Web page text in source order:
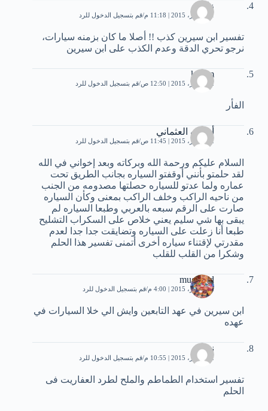
زائر
11 أكتوبر، 2015 | 11:18 م قم بتسجيل الدخول للرد
تفسير ابن سيرين كذب !! أصلا ما كان بزمنه سيارات،
نرجو تحري الدقة وعدم الكذب على ابن سيرين
karem
12 أكتوبر، 2015 | 12:50 ص قم بتسجيل الدخول للرد
الفأر
أسامه العثماني
12 أكتوبر، 2015 | 11:45 ص قم بتسجيل الدخول للرد
السلام عليكم ورحمة الله وبركاته وبعد إخواني في الله
لقد حلمتو بأنني أوقفتو السياره بجانب الطريق تحت
عماره ولما عدتو للسياره حصلتها مصدومه من الجنب
من ناحيه الراكب وخلف الراكب بمعنى وكأن السياره
صارت على الرقم سبعه بالعربي وطبعا السياره لم
يبقى بها شي سليم يعني خلاص على السكراب التشليح
طبعا أنا زعلت على السياره وتضايقت جدا جدا لعدم
مقدرتي ﻹقتناء سياره أخرى أتمنى تفسير هذا الحلم
وشكرا من القلب للقلب
mugahed
12 أكتوبر، 2015 | 4:00 م قم بتسجيل الدخول للرد
ابن سيرين في عهد التابعين وايش الي خلا السيارات في
عهده
نوره
12 أكتوبر، 2015 | 10:55 م قم بتسجيل الدخول للرد
تفسير استخدام الطماطم والملح لطرد العفاريت فى
الحلم